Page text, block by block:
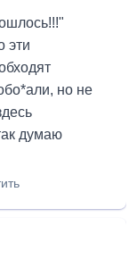
эти
но не
думаю